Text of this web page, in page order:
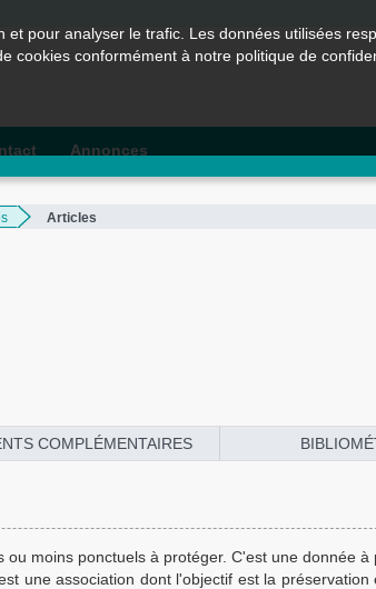
Annonces
Articles
COMPLÉMENTAIRES
moins ponctuels à protéger. C'est une donnée à
une association dont l'objectif est la préservation
pour analyser le trafic. Les données utilisées
cookies conformément à notre politique de